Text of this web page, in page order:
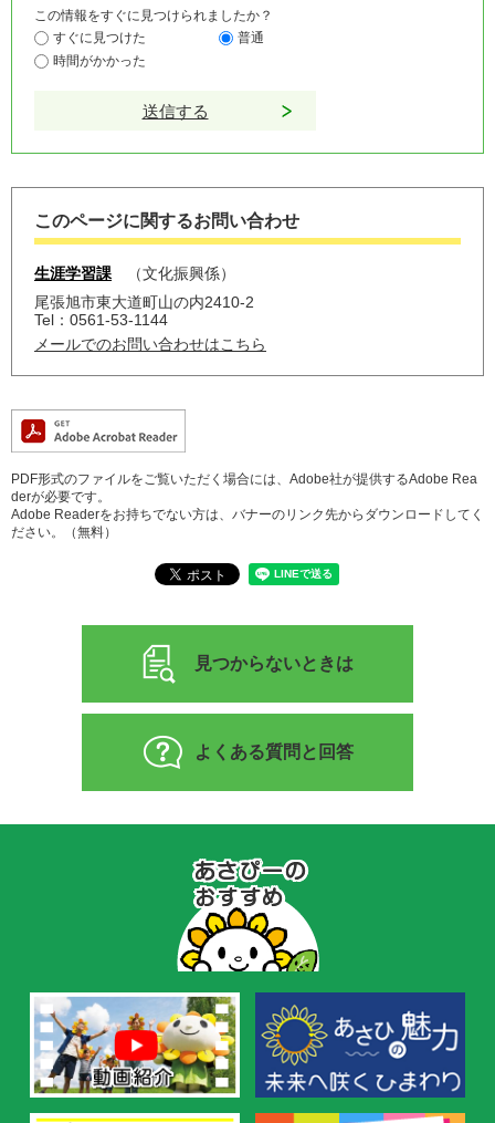
この情報をすぐに見つけられましたか？
すぐに見つけた
普通
時間がかかった
このページに関するお問い合わせ
生涯学習課
文化振興係
尾張旭市東大道町山の内2410-2
Tel：0561-53-1144
メールでのお問い合わせはこちら
PDF形式のファイルをご覧いただく場合には、Adobe社が提供するAdobe Rea
derが必要です。
Adobe Readerをお持ちでない方は、バナーのリンク先からダウンロードしてく
ださい。（無料）
見つからないときは
よくある質問と回答
の
お
す
め